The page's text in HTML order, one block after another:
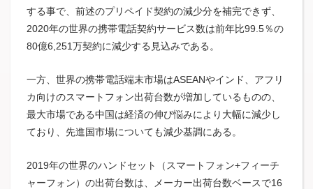
する事で、前述のプリペイド契約の減少分を補完できず、
2020年の世界の携帯電話契約サービス数は前年比99.5％の
80億6,251万契約に減少する見込みである。
一方、世界の携帯電話端末市場はASEANやインド、アフリ
カ向けのスマートフォン出荷台数が増加しているものの、
最大市場である中国は経済の伸び悩みにより大幅に減少し
ており、先進国市場についても減少基調にある。
2019年の世界のハンドセット（スマートフォン+フィーチ
ャーフォン）の出荷台数は、メーカー出荷台数ベースで16